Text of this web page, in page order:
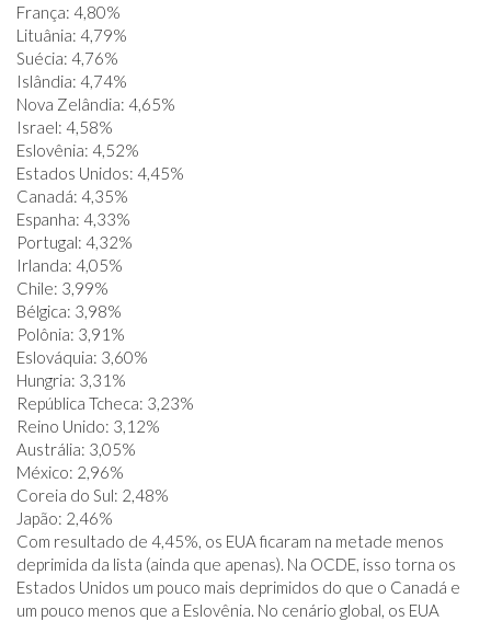
França: 4,80%
Lituânia: 4,79%
Suécia: 4,76%
Islândia: 4,74%
Nova Zelândia: 4,65%
Israel: 4,58%
Eslovênia: 4,52%
Estados Unidos: 4,45%
Canadá: 4,35%
Espanha: 4,33%
Portugal: 4,32%
Irlanda: 4,05%
Chile: 3,99%
Bélgica: 3,98%
Polônia: 3,91%
Eslováquia: 3,60%
Hungria: 3,31%
República Tcheca: 3,23%
Reino Unido: 3,12%
Austrália: 3,05%
México: 2,96%
Coreia do Sul: 2,48%
Japão: 2,46%
Com resultado de 4,45%, os EUA ficaram na metade menos
deprimida da lista (ainda que apenas). Na OCDE, isso torna os
Estados Unidos um pouco mais deprimidos do que o Canadá e
um pouco menos que a Eslovênia. No cenário global, os EUA